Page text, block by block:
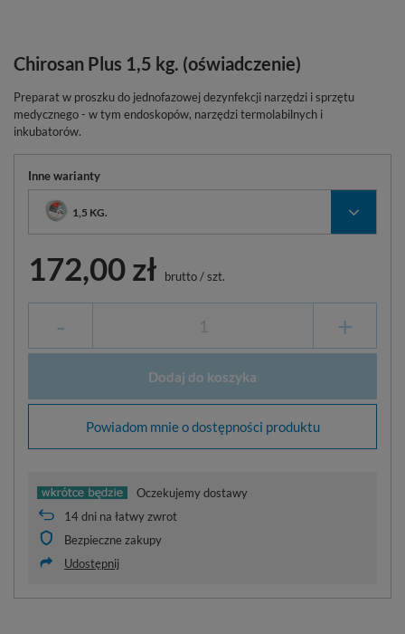
Chirosan Plus 1,5 kg. (oświadczenie)
Preparat w proszku do jednofazowej dezynfekcji narzędzi i sprzętu
medycznego - w tym endoskopów, narzędzi termolabilnych i
inkubatorów.
Inne warianty
1,5 KG.
172,00 zł brutto/szt.
- +
Dodaj do koszyka
Powiadom mnie o dostępności produktu
Oczekujemy dostawy
14dni na łatwy zwrot
Bezpieczne zakupy
Udostępnij